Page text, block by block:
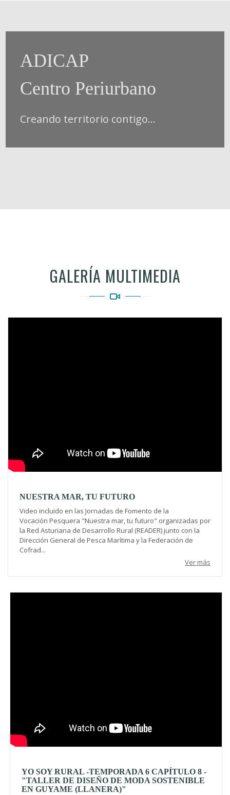
ADICAP
Centro Periurbano
Creando territorio contigo...
GALERÍA MULTIMEDIA
NUESTRA MAR, TU FUTURO
Video incluido en las Jornadas de Fomento de la
Vocación Pesquera "Nuestra mar, tu futuro" organizadas por
la Red Asturiana de Desarrollo Rural (READER) junto con la
Dirección General de Pesca Marítima y la Federación de
Cofrad...
Ver más
YO SOY RURAL -TEMPORADA 6 CAPÍTULO 8 -
"TALLER DE DISEÑO DE MODA SOSTENIBLE
EN GUYAME (LLANERA)"